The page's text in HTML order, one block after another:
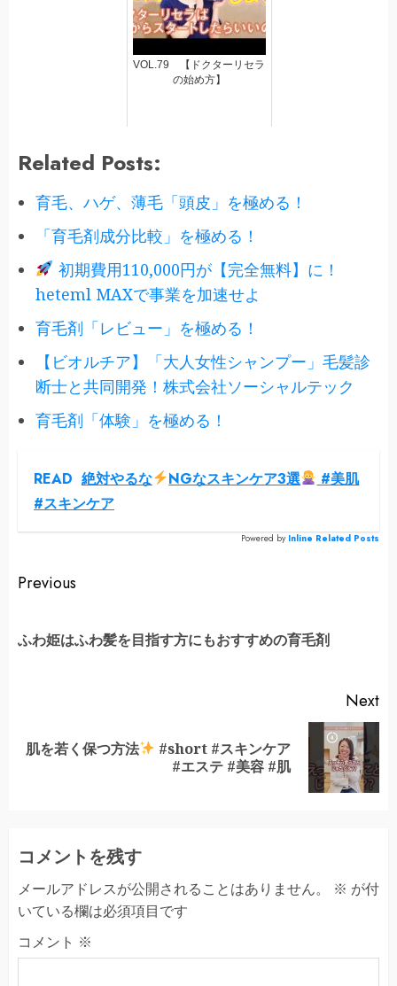
VOL.79 【ドクターリセラ
の始め方】
Related Posts:
育毛、ハゲ、薄毛「頭皮」を極める！
「育毛剤成分比較」を極める！
初期費用110,000円が【完全無料】に！
heteml MAXで事業を加速せよ
育毛剤「レビュー」を極める！
【ビオルチア】「大人女性シャンプー」毛髪診
断士と共同開発！株式会社ソーシャルテック
育毛剤「体験」を極める！
READ 絶対やるな NGなスキンケア3選
#美肌
#スキンケア
Powered by Inline Related Posts
Continue
Previous
ふわ姫はふわ髪を目指す方にもおすすめの育毛剤
Next
Next
肌を若く保つ方法
#short #スキンケア
#エステ #美容 #肌
コメントを残す
メールアドレスが公開されることはありません。 ※ が付
いている欄は必須項目です
コメント ※